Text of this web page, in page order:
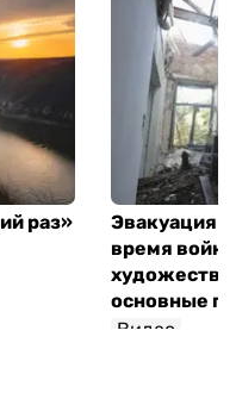
раз»
Эвакуация
время
основные
Видео